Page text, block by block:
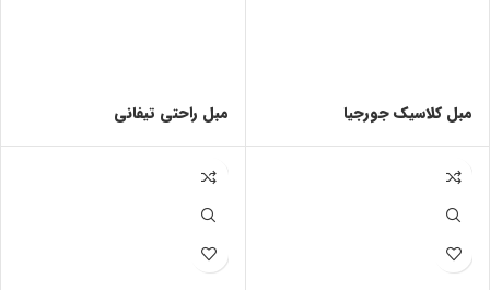
مبل کلاسیک جورجیا مبل راحتی تیفانی